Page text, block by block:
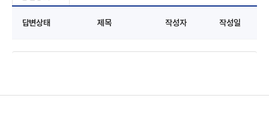
답변상태 제목 작성자 작성일